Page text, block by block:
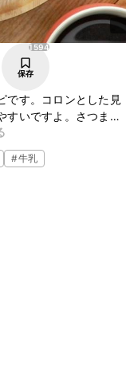
1594
保存
です。コロンとした見
すいですよ。さつまい
もぴったりなのでぜ
#牛乳